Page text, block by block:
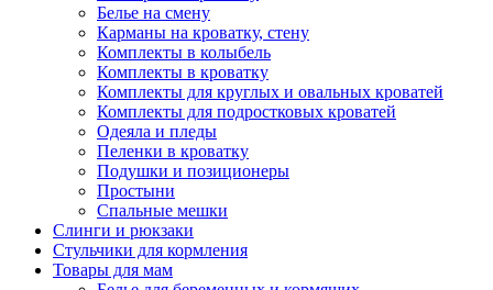
Белье на смену
Карманы на кроватку, стену
Комплекты в колыбель
Комплекты в кроватку
Комплекты для круглых и овальных кроватей
Комплекты для подростковых кроватей
Одеяла и пледы
Пеленки в кроватку
Подушки и позиционеры
Простыни
Спальные мешки
Слинги и рюкзаки
Стульчики для кормления
Товары для мам